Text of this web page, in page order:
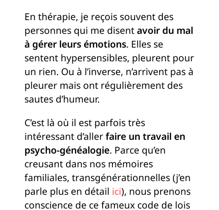
En thérapie, je reçois souvent des
personnes qui me disentavoir du mal
à gérer leurs émotions. Elles se
sentent hypersensibles, pleurent pour
un rien. Ou à l’inverse, n’arrivent pas à
pleurer mais ont régulièrement des
sautes d’humeur.
C’est là où il est parfois très
intéressant d’allerfaire un travail en
psycho-généalogie. Parce qu’en
creusant dans nos mémoires
familiales, transgénérationnelles (j’en
parle plus en détail ici), nous prenons
conscience de ce fameux code de lois